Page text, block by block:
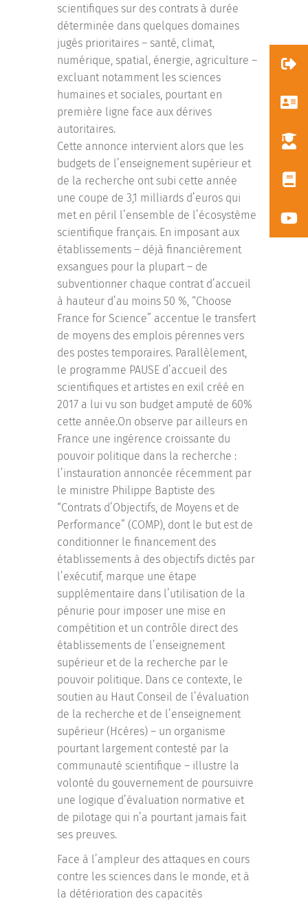
scientifiques sur des contrats à durée
déterminée dans quelques domaines
jugés prioritaires – santé, climat,
numérique, spatial, énergie, agriculture –
excluant notamment les sciences
humaines et sociales, pourtant en
première ligne face aux dérives
autoritaires.
Cette annonce intervient alors que les
budgets de l’enseignement supérieur et
de la recherche ont subi cette année
une coupe de 3,1 milliards d’euros qui
met en péril l’ensemble de l’écosystème
scientifique français. En imposant aux
établissements – déjà financièrement
exsangues pour la plupart – de
subventionner chaque contrat d’accueil
à hauteur d’au moins 50 %, “Choose
France for Science” accentue le transfert
de moyens des emplois pérennes vers
des postes temporaires. Parallèlement,
le programme PAUSE d’accueil des
scientifiques et artistes en exil créé en
2017 a lui vu son budget amputé de 60%
cette année.On observe par ailleurs en
France une ingérence croissante du
pouvoir politique dans la recherche :
l’instauration annoncée récemment par
le ministre Philippe Baptiste des
“Contrats d’Objectifs, de Moyens et de
Performance” (COMP), dont le but est de
conditionner le financement des
établissements à des objectifs dictés par
l’exécutif, marque une étape
supplémentaire dans l’utilisation de la
pénurie pour imposer une mise en
compétition et un contrôle direct des
établissements de l’enseignement
supérieur et de la recherche par le
pouvoir politique. Dans ce contexte, le
soutien au Haut Conseil de l’évaluation
de la recherche et de l’enseignement
supérieur (Hcéres) – un organisme
pourtant largement contesté par la
communauté scientifique – illustre la
volonté du gouvernement de poursuivre
une logique d’évaluation normative et
de pilotage qui n’a pourtant jamais fait
ses preuves.
Face à l’ampleur des attaques en cours
contre les sciences dans le monde, et à
la détérioration des capacités